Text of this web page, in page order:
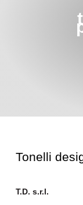
Tonelli
T.D. s.r.l.